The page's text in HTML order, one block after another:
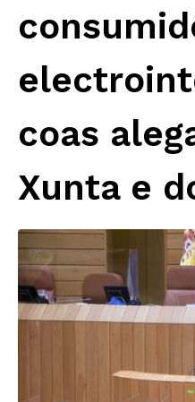
coas
Xunta e